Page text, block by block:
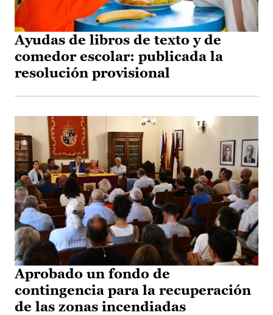
Ayudas de libros de texto y de
comedor escolar: publicada la
resolución provisional
Aprobado un fondo de
contingencia para la recuperación
de las zonas incendiadas